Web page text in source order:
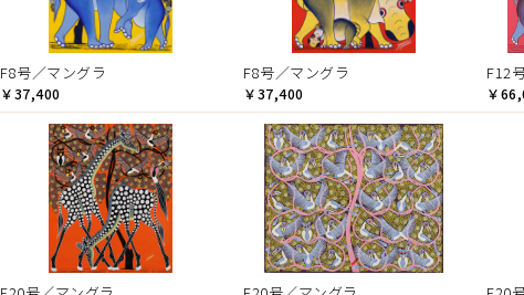
F8号／マングラ
￥37,400
F8号／マングラ
￥37,400
F12
￥